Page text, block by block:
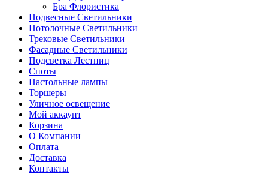
Бра Флористика
Подвесные Светильники
Потолочные Светильники
Трековые Светильники
Фасадные Светильники
Подсветка Лестниц
Споты
Настольные лампы
Торшеры
Уличное освещение
Мой аккаунт
Корзина
О Компании
Оплата
Доставка
Контакты